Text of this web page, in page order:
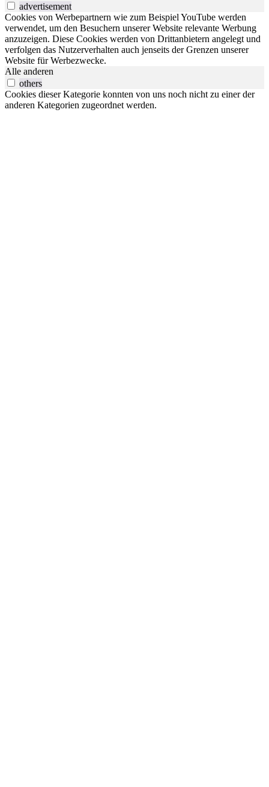
advertisement
Cookies von Werbepartnern wie zum Beispiel YouTube werden
verwendet, um den Besuchern unserer Website relevante Werbung
anzuzeigen. Diese Cookies werden von Drittanbietern angelegt und
verfolgen das Nutzerverhalten auch jenseits der Grenzen unserer
Website für Werbezwecke.
Alle anderen
others
Cookies dieser Kategorie konnten von uns noch nicht zu einer der
anderen Kategorien zugeordnet werden.